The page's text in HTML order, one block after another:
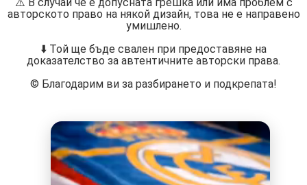
авторското право на някой дизайн, това не е направено
умишлено.
⬇️ Той ще бъде свален при предоставяне на
доказателство за автентичните авторски права.
©️ Благодарим ви за разбирането и подкрепата!